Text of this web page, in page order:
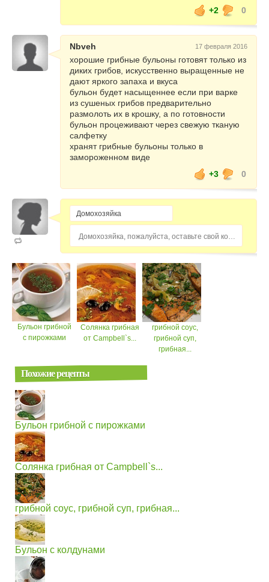
+2
0
Nbveh 17 февраля 2016
хорошие грибные бульоны готовят только из
диких грибов, искусственно выращенные не
дают яркого запаха и вкуса
бульон будет насыщеннее если при варке
из сушеных грибов предварительно
размолоть их в крошку, а по готовности
бульон процеживают через свежую тканую
салфетку
хранят грибные бульоны только в
замороженном виде
+3
0
Домохозяйка, пожалуйста, оставьте свой комментарий...
Бульон грибной
с пирожками
Солянка грибная
от Campbell`s...
грибной соус,
грибной суп,
грибная...
Похожие рецепты
Бульон грибной с пирожками
Солянка грибная от Campbell`s...
грибной соус, грибной суп, грибная...
Бульон с колдунами